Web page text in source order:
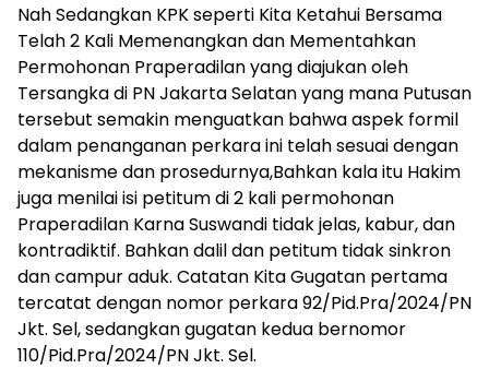
Nah Sedangkan KPK seperti Kita Ketahui Bersama
Telah 2 Kali Memenangkan dan Mementahkan
Permohonan Praperadilan yang diajukan oleh
Tersangka di PN Jakarta Selatan yang mana Putusan
tersebut semakin menguatkan bahwa aspek formil
dalam penanganan perkara ini telah sesuai dengan
mekanisme dan prosedurnya,Bahkan kala itu Hakim
juga menilai isi petitum di 2 kali permohonan
Praperadilan Karna Suswandi tidak jelas, kabur, dan
kontradiktif. Bahkan dalil dan petitum tidak sinkron
dan campur aduk. Catatan Kita Gugatan pertama
tercatat dengan nomor perkara 92/Pid.Pra/2024/PN
Jkt. Sel, sedangkan gugatan kedua bernomor
110/Pid.Pra/2024/PN Jkt. Sel.